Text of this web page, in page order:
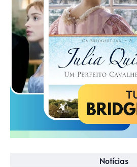
Notícias